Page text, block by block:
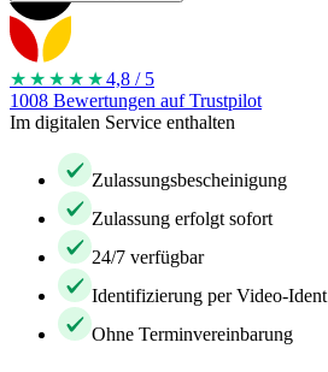
★★★★ ★4,8 / 5
1008 Bewertungen auf Trustpilot
Im digitalen Service enthalten
Zulassungsbescheinigung
Zulassung erfolgt sofort
24/7 verfügbar
Identifizierung per Video-Ident
Ohne Terminvereinbarung